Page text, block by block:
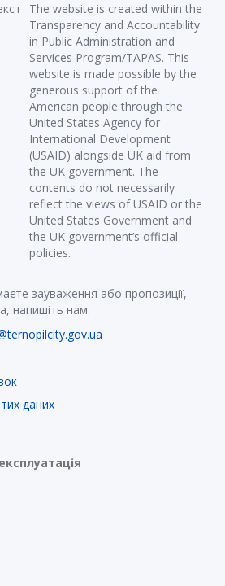
The website is created within the
Transparency and Accountability
in Public Administration and
Services Program/TAPAS. This
website is made possible by the
generous support of the
American people through the
United States Agency for
International Development
(USAID) alongside UK aid from
the UK government. The
contents do not necessarily
reflect the views of USAID or the
United States Government and
the UK government’s official
policies.
зауваження або пропозиції,
напишіть нам:
даних